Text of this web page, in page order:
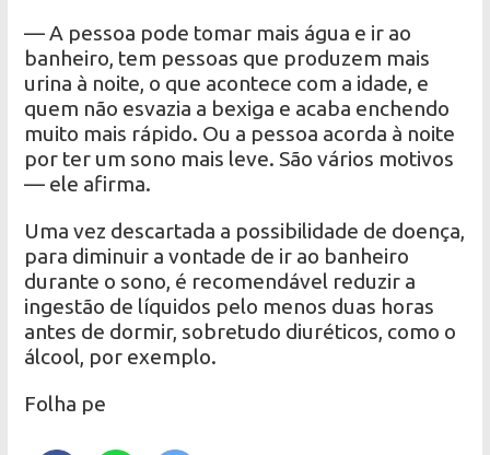
— A pessoa pode tomar mais água e ir ao
banheiro, tem pessoas que produzem mais
urina à noite, o que acontece com a idade, e
quem não esvazia a bexiga e acaba enchendo
muito mais rápido. Ou a pessoa acorda à noite
por ter um sono mais leve. São vários motivos
— ele afirma.
Uma vez descartada a possibilidade de doença,
para diminuir a vontade de ir ao banheiro
durante o sono, é recomendável reduzir a
ingestão de líquidos pelo menos duas horas
antes de dormir, sobretudo diuréticos, como o
álcool, por exemplo.
Folha pe